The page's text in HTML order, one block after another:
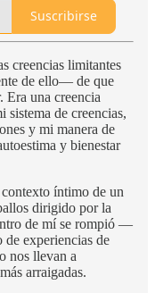
Suscribirse
creencias limitantes
de ello— de que
Era una creencia
sistema de creencias,
y mi manera de
y bienestar
íntimo de un
dirigido por la
de mí se rompió —
de experiencias de
nos llevan a
arraigadas.